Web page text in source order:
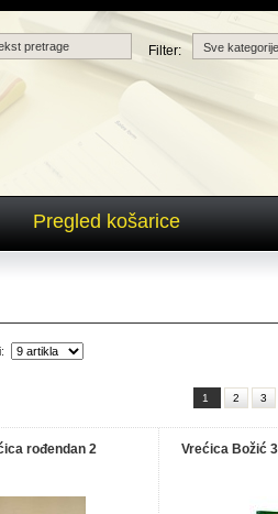
Filter:
Pregled košarice
1 2 3
rođendan 2 Vrećica Božić